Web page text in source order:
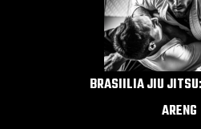
BRASIILIA JIU
ARENG